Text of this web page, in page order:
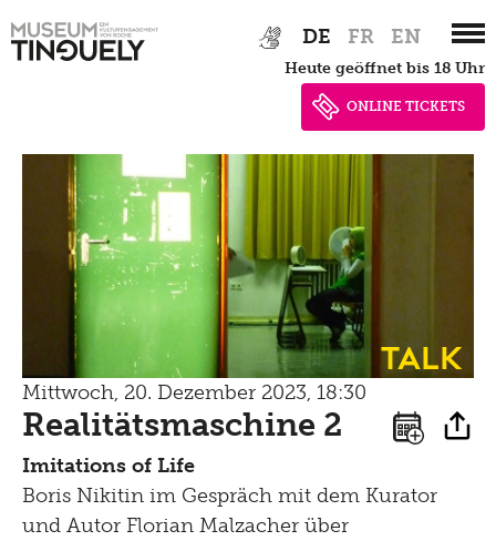
Hauptnavigation
to
DE FR EN
heute geöffnet bis 18 Uhr
ONLINE TICKETS
Talk
Mittwoch, 20. Dezember 2023, 18:30
Realitätsmaschine 2
Imitations of Life
Boris Nikitin im Gespräch mit dem Kurator
und Autor Florian Malzacher über